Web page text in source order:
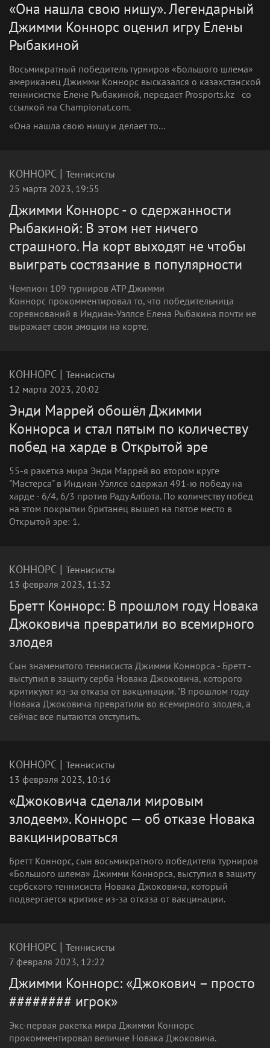
«Она нашла свою нишу». Легендарный
Джимми Коннорс оценил игру Елены
Рыбакиной
Восьмикратный победитель турниров «Большого шлема»
американец Джимми Коннорс высказался о казахстанской
теннисистке Елене Рыбакиной, передает Prosports.kz со
ссылкой на Championat.com.
«Она нашла свою нишу и делает то...
КОННОРС | Теннисисты
25 марта 2023, 19:55
Джимми Коннорс - о сдержанности
Рыбакиной: В этом нет ничего
страшного. На корт выходят не чтобы
выиграть состязание в популярности
Чемпион 109 турниров ATP Джимми
Коннорс прокомментировал то, что победительница
соревнований в Индиан-Уэллсе Елена Рыбакина почти не
выражает свои эмоции на корте.
КОННОРС | Теннисисты
12 марта 2023, 20:02
Энди Маррей обошёл Джимми
Коннорса и стал пятым по количеству
побед на харде в Открытой эре
55-я ракетка мира Энди Маррей во втором круге
"Мастерса" в Индиан-Уэллсе одержал 491-ю победу на
харде - 6/4, 6/3 против Раду Албота. По количеству побед
на этом покрытии британец вышел на пятое место в
Открытой эре: 1.
КОННОРС | Теннисисты
13 февраля 2023, 11:32
Бретт Коннорс: В прошлом году Новака
Джоковича превратили во всемирного
злодея
Сын знаменитого теннисиста Джимми Коннорса - Бретт -
выступил в защиту серба Новака Джоковича, которого
критикуют из-за отказа от вакцинации. "В прошлом году
Новака Джоковича превратили во всемирного злодея, а
сейчас все пытаются отступить.
КОННОРС | Теннисисты
13 февраля 2023, 10:16
«Джоковича сделали мировым
злодеем». Коннорс — об отказе Новака
вакцинироваться
Бретт Коннорс, сын восьмикратного победителя турниров
«Большого шлема» Джимми Коннорса, выступил в защиту
сербского теннисиста Новака Джоковича, который
подвергается критике из-за отказа от вакцинации.
КОННОРС | Теннисисты
7 февраля 2023, 12:22
Джимми Коннорс: «Джокович – просто
######## игрок»
Экс-первая ракетка мира Джимми Коннорс
прокомментировал величие Новака Джоковича.